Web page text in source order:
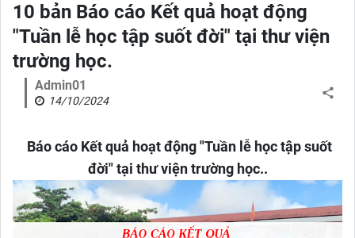
10 bản Báo cáo Kết quả hoạt động
"Tuần lễ học tập suốt đời" tại thư viện
trường học.
Admin01
14/10/2024
Báo cáo Kết quả hoạt động "Tuần lễ học tập suốt
đời" tại thư viện trường học..